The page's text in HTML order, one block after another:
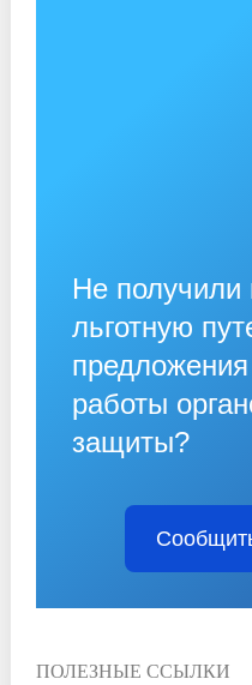
Не получили
льготную
работы
защиты?
ПОЛЕЗНЫЕ ССЫЛКИ